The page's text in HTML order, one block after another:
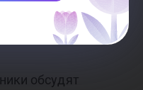
обсудят